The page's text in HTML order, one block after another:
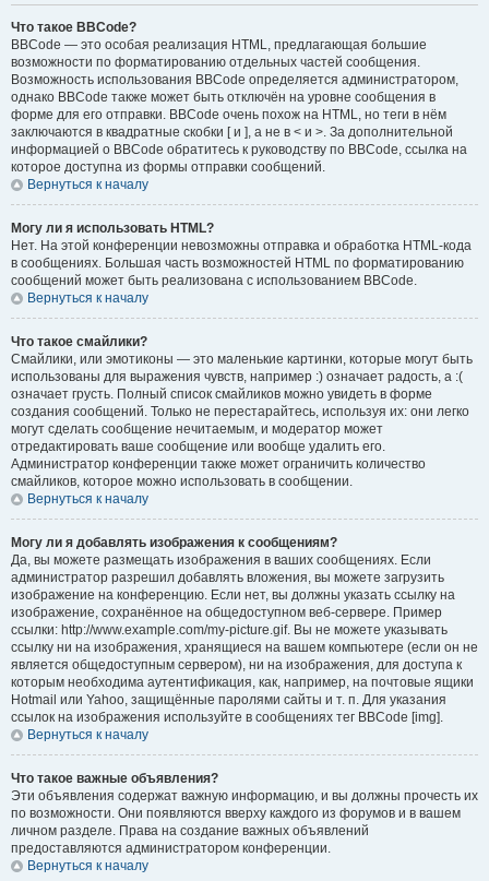
Что такое BBCode?
BBCode — это особая реализация HTML, предлагающая большие
возможности по форматированию отдельных частей сообщения.
Возможность использования BBCode определяется администратором,
однако BBCode также может быть отключён на уровне сообщения в
форме для его отправки. BBCode очень похож на HTML, но теги в нём
заключаются в квадратные скобки [ и ], а не в < и >. За дополнительной
информацией о BBCode обратитесь к руководству по BBCode, ссылка на
которое доступна из формы отправки сообщений.
Вернуться к началу
Могу ли я использовать HTML?
Нет. На этой конференции невозможны отправка и обработка HTML-кода
в сообщениях. Большая часть возможностей HTML по форматированию
сообщений может быть реализована с использованием BBCode.
Вернуться к началу
Что такое смайлики?
Смайлики, или эмотиконы — это маленькие картинки, которые могут быть
использованы для выражения чувств, например :) означает радость, а :(
означает грусть. Полный список смайликов можно увидеть в форме
создания сообщений. Только не перестарайтесь, используя их: они легко
могут сделать сообщение нечитаемым, и модератор может
отредактировать ваше сообщение или вообще удалить его.
Администратор конференции также может ограничить количество
смайликов, которое можно использовать в сообщении.
Вернуться к началу
Могу ли я добавлять изображения к сообщениям?
Да, вы можете размещать изображения в ваших сообщениях. Если
администратор разрешил добавлять вложения, вы можете загрузить
изображение на конференцию. Если нет, вы должны указать ссылку на
изображение, сохранённое на общедоступном веб-сервере. Пример
ссылки: http://www.example.com/my-picture.gif. Вы не можете указывать
ссылку ни на изображения, хранящиеся на вашем компьютере (если он не
является общедоступным сервером), ни на изображения, для доступа к
которым необходима аутентификация, как, например, на почтовые ящики
Hotmail или Yahoo, защищённые паролями сайты и т. п. Для указания
ссылок на изображения используйте в сообщениях тег BBCode [img].
Вернуться к началу
Что такое важные объявления?
Эти объявления содержат важную информацию, и вы должны прочесть их
по возможности. Они появляются вверху каждого из форумов и в вашем
личном разделе. Права на создание важных объявлений
предоставляются администратором конференции.
Вернуться к началу